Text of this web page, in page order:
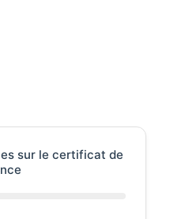
sur le certificat de